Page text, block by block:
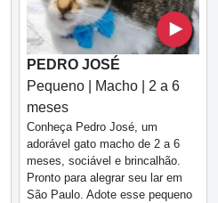
PEDRO JOSÉ
Pequeno | Macho | 2 a 6
meses
Conheça Pedro José, um
adorável gato macho de 2 a 6
meses, sociável e brincalhão.
Pronto para alegrar seu lar em
São Paulo. Adote esse pequeno